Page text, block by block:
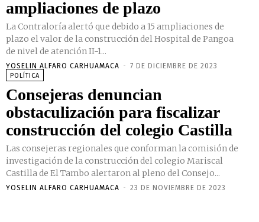
ampliaciones de plazo
La Contraloría alertó que debido a 15 ampliaciones de
plazo el valor de la construcción del Hospital de Pangoa
de nivel de atención II-1...
YOSELIN ALFARO CARHUAMACA - 7 DE DICIEMBRE DE 2023
POLÍTICA
Consejeras denuncian
obstaculización para fiscalizar
construcción del colegio Castilla
Las consejeras regionales que conforman la comisión de
investigación de la construcción del colegio Mariscal
Castilla de El Tambo alertaron al pleno del Consejo...
YOSELIN ALFARO CARHUAMACA - 23 DE NOVIEMBRE DE 2023